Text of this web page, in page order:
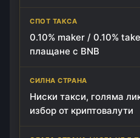
СЛАБА СТРАНА / КОГА
0.10% maker / 0.10%
плащане с BNB
Ниски такси, голяма
избор от криптовалути